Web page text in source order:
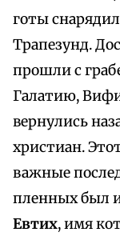
готы
Трапезунд.
прошли с
Галатию,
вернулись
христиан.
важные
пленных был
Евтих, имя